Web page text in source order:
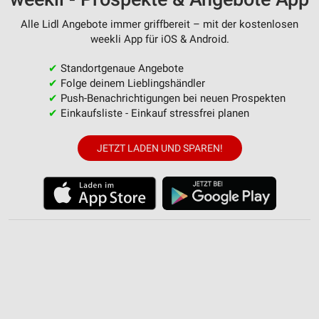
Alle Lidl Angebote immer griffbereit – mit der kostenlosen
weekli App für iOS & Android.
✔ Standortgenaue Angebote
✔ Folge deinem Lieblingshändler
✔ Push-Benachrichtigungen bei neuen Prospekten
✔ Einkaufsliste - Einkauf stressfrei planen
JETZT LADEN UND SPAREN!
von Inhalten
personalisierter Inhalte
Messung der Werbeleistung
Analyse von Zielgruppen durch Statistiken oder
Quellen
Entwicklung und Verbesserung der Angebote